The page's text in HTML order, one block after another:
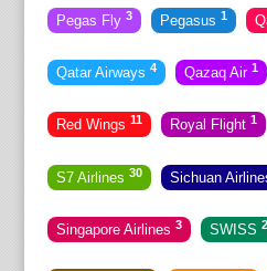
Pegas Fly 3 Pegasus 1
Qatar Airways 4 Qazaq Air 1
Red Wings 11 Royal Flight 1
S7 Airlines 30 Sichuan
Singapore Airlines 3 SWISS 2